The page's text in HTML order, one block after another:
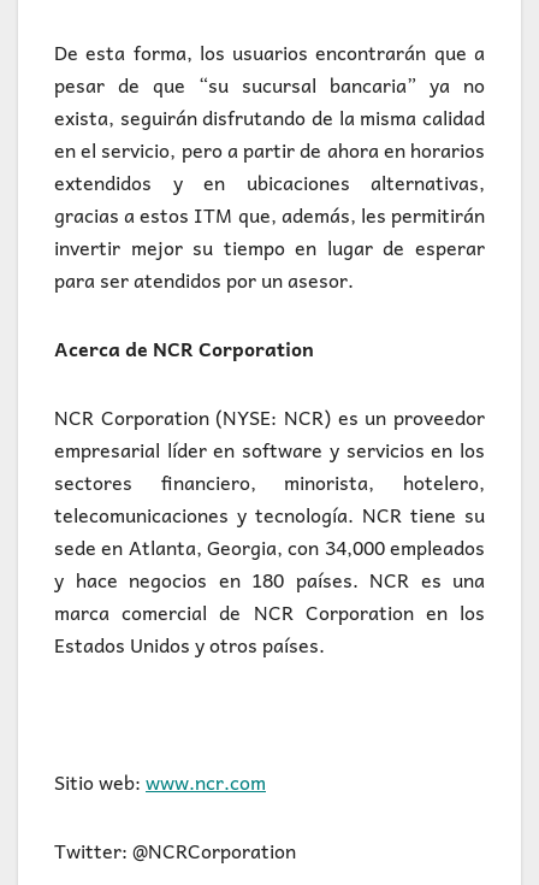
De esta forma, los usuarios encontrarán que a
pesar de que “su sucursal bancaria” ya no
exista, seguirán disfrutando de la misma calidad
en el servicio, pero a partir de ahora en horarios
extendidos y en ubicaciones alternativas,
gracias a estos ITM que, además, les permitirán
invertir mejor su tiempo en lugar de esperar
para ser atendidos por un asesor.
Acerca de NCR Corporation
NCR Corporation (NYSE: NCR) es un proveedor
empresarial líder en software y servicios en los
sectores financiero, minorista, hotelero,
telecomunicaciones y tecnología. NCR tiene su
sede en Atlanta, Georgia, con 34,000 empleados
y hace negocios en 180 países. NCR es una
marca comercial de NCR Corporation en los
Estados Unidos y otros países.
Sitio web:www.ncr.com
Twitter: @NCRCorporation